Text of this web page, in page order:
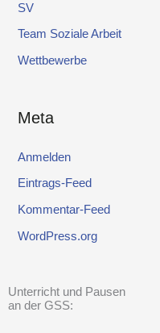
SV
Team Soziale Arbeit
Wettbewerbe
Meta
Anmelden
Eintrags-Feed
Kommentar-Feed
WordPress.org
Unterricht und Pausen
an der GSS: